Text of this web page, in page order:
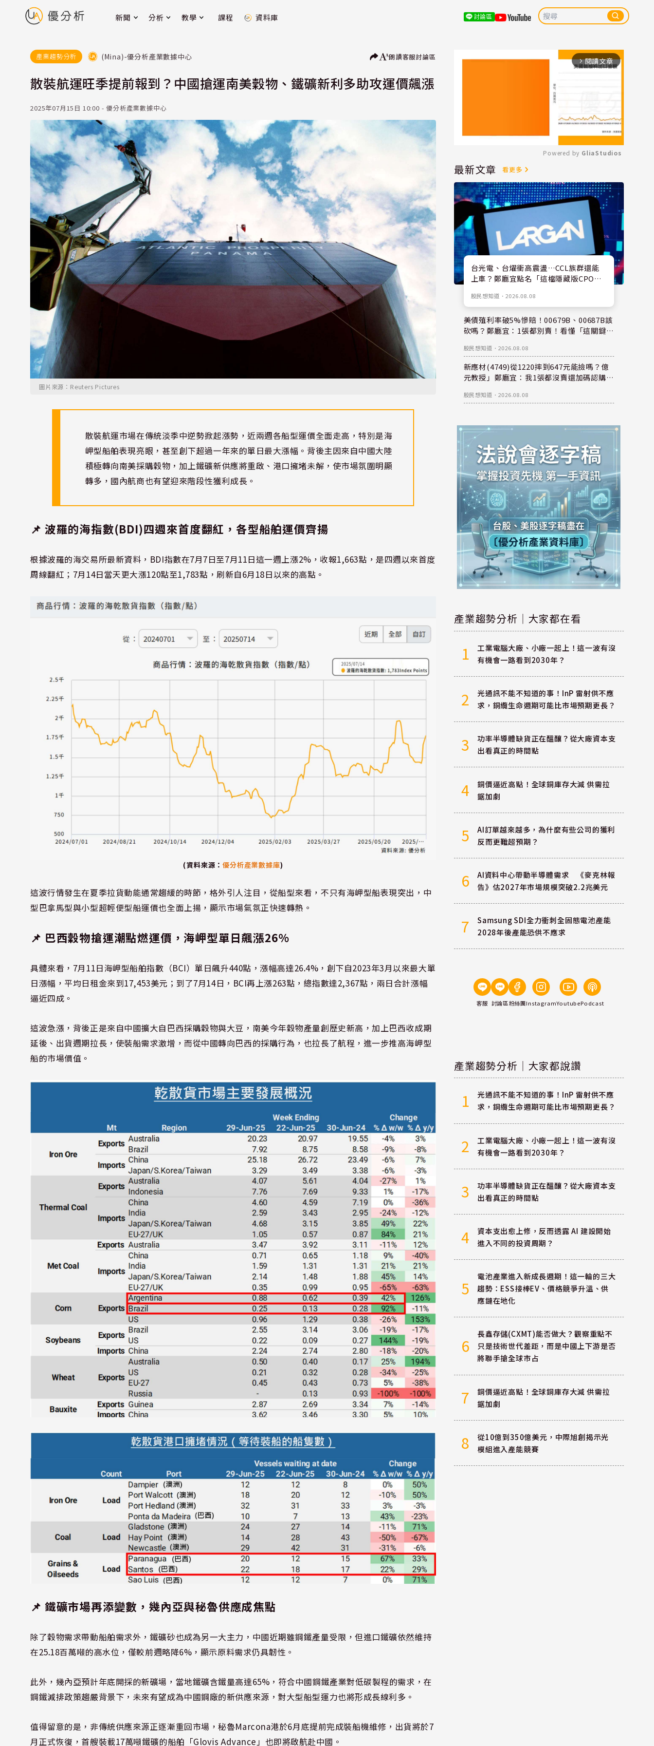
新聞 分析 教學 課程 資料庫 討論區
產業趨勢分析 (Mina)-優分析產業數據中心 朗讀客服討論區
散裝航運旺季提前報到？中國搶運南美穀物、鐵礦新利多助攻運價飆漲
2025年07月15日 10:00 - 優分析產業數據中心
圖片來源：Reuters Pictures
散裝航運市場在傳統淡季中逆勢掀起漲勢，近兩週各船型運價全面走高，特別是海
岬型船舶表現亮眼，甚至創下超過一年來的單日最大漲幅。背後主因來自中國大陸
積極轉向南美採購穀物，加上鐵礦新供應將重啟、港口擁堵未解，使市場氛圍明顯
轉多，國內航商也有望迎來階段性獲利成長。
📌 波羅的海指數(BDI)四週來首度翻紅，各型船舶運價齊揚
根據波羅的海交易所最新資料，BDI指數在7月7日至7月11日這一週上漲2%，收報1,663點，是四週以來首度
周線翻紅；7月14日當天更大漲120點至1,783點，刷新自6月18日以來的高點。
(資料來源：優分析產業數據庫)
這波行情發生在夏季拉貨動能通常趨緩的時節，格外引人注目，從船型來看，不只有海岬型船表現突出，中
型巴拿馬型與小型超輕便型船運價也全面上揚，顯示市場氣氛正快速轉熱。
📌 巴西穀物搶運潮點燃運價，海岬型單日飆漲26%
具體來看，7月11日海岬型船舶指數（BCI）單日飆升440點，漲幅高達26.4%，創下自2023年3月以來最大單
日漲幅，平均日租金來到17,453美元；到了7月14日，BCI再上漲263點，總指數達2,367點，兩日合計漲幅
逼近四成。
這波急漲，背後正是來自中國擴大自巴西採購穀物與大豆，南美今年穀物產量創歷史新高，加上巴西收成期
延後、出貨週期拉長，使裝船需求激增，而從中國轉向巴西的採購行為，也拉長了航程，進一步推高海岬型
船的市場價值。
📌 鐵礦市場再添變數，幾內亞與秘魯供應成焦點
除了穀物需求帶動船舶需求外，鐵礦砂也成為另一大主力，中國近期雖鋼鐵產量受限，但進口鐵礦依然維持
在25.18百萬噸的高水位，僅較前週略降6%，顯示原料需求仍具韌性。
此外，幾內亞預計年底開採的新礦場，當地鐵礦含鐵量高達65%，符合中國鋼鐵產業對低碳製程的需求，在
鋼鐵減排政策趨嚴背景下，未來有望成為中國鋼廠的新供應來源，對大型船型運力也將形成長線利多。
值得留意的是，非傳統供應來源正逐漸重回市場，秘魯Marcona港於6月底提前完成裝船機維修，出貨將於7
月正式恢復，首艘裝載17萬噸鐵礦的船舶「Glovis Advance」也即將啟航赴中國。
arrow_forward_ios 閱讀文章
Mute
Powered by GliaStudios
最新文章 看更多
台光電、台燿衝高震盪…CCL族群還能
上車？鄭廳宜點名「這檔隱藏版CPO
股民想知道 ． 2026.08.08
美債殖利率破5%慘賠！00679B、00687B該
砍嗎？鄭廳宜：1張都別賣！看懂「這關鍵」
股民想知道 ． 2026.08.08
新應材(4749)從1220摔到647元能撿嗎？億
元教授」鄭廳宜：我1張都沒賣還加碼認購？
股民想知道 ． 2026.08.08
產業趨勢分析｜大家都在看
1
工業電腦大廠、小廠一起上！這一波有沒
有機會一路看到2030年？
2
光通訊不能不知道的事！InP 雷射供不應
求，銅纜生命週期可能比市場預期更長？
3
功率半導體缺貨正在醞釀？從大廠資本支
出看真正的時間點
4
銅價逼近高點！全球銅庫存大減 供需拉
鋸加劇
5
AI訂單越來越多，為什麼有些公司的獲利
反而更難超預期？
6
AI資料中心帶動半導體需求 《麥克林報
告》估2027年市場規模突破2.2兆美元
7
Samsung SDI全力衝刺全固態電池產能
2028年後產能恐供不應求
客服 討論區粉絲團InstagramYoutubePodcast
產業趨勢分析｜大家都說讚
1
光通訊不能不知道的事！InP 雷射供不應
求，銅纜生命週期可能比市場預期更長？
2
工業電腦大廠、小廠一起上！這一波有沒
有機會一路看到2030年？
3
功率半導體缺貨正在醞釀？從大廠資本支
出看真正的時間點
4
資本支出愈上修，反而透露 AI 建設開始
進入不同的投資周期？
5
電池產業進入新成長週期！這一輪的三大
趨勢：ESS接棒EV、價格競爭升溫、供
應鏈在地化
6
長鑫存儲(CXMT)能否做大？觀察重點不
只是技術世代差距，而是中國上下游是否
將聯手搶全球市占
7
銅價逼近高點！全球銅庫存大減 供需拉
鋸加劇
8
從10億到350億美元，中際旭創揭示光
模組進入產能競賽